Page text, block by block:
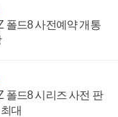
폴드8 사전예약 개통
폴드8 시리즈 사전 판
대